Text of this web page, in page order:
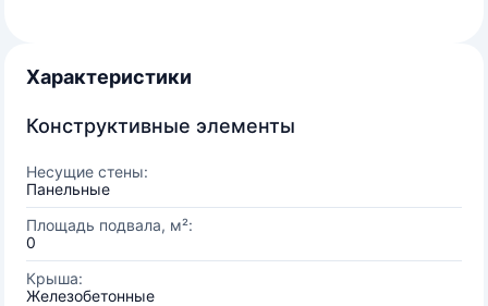
Характеристики
Конструктивные элементы
Несущие стены:
Панельные
Площадь подвала, м²:
0
Крыша:
Железобетонные